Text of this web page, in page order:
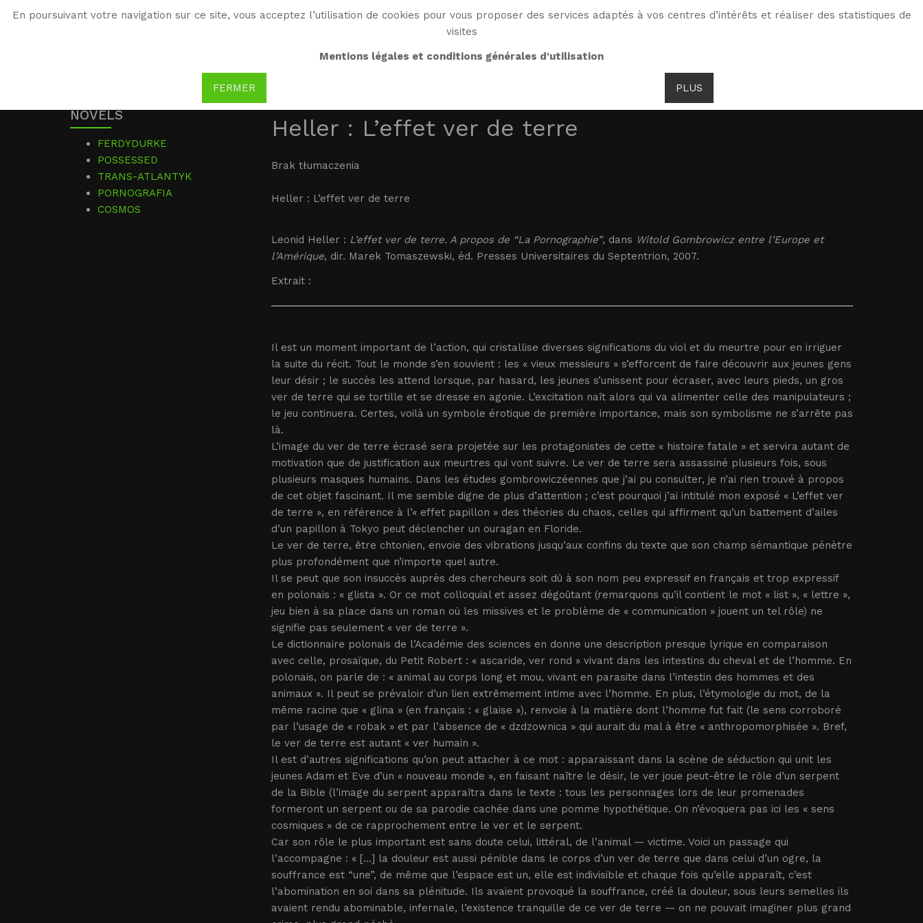
En poursuivant votre navigation sur ce site, vous acceptez l’utilisation de cookies pour vous proposer des services adaptés à vos centres d’intérêts et réaliser des statistiques de
visites
Mentions légales et conditions générales d'utilisation
FERMER PLUS
Heller : L’effet ver de terre
Brak tłumaczenia
Heller : L’effet ver de terre
Leonid Heller : L’effet ver de terre. A propos de “La Pornographie”, dans Witold Gombrowicz entre l’Europe et
l’Amérique, dir. Marek Tomaszewski, éd. Presses Universitaires du Septentrion, 2007.
Extrait :
Il est un moment important de l’action, qui cristallise diverses significations du viol et du meurtre pour en irriguer
la suite du récit. Tout le monde s’en souvient : les « vieux messieurs » s’efforcent de faire découvrir aux jeunes gens
leur désir ; le succès les attend lorsque, par hasard, les jeunes s’unissent pour écraser, avec leurs pieds, un gros
ver de terre qui se tortille et se dresse en agonie. L’excitation naît alors qui va alimenter celle des manipulateurs ;
le jeu continuera. Certes, voilà un symbole érotique de première importance, mais son symbolisme ne s’arrête pas
là.
L’image du ver de terre écrasé sera projetée sur les protagonistes de cette « histoire fatale » et servira autant de
motivation que de justification aux meurtres qui vont suivre. Le ver de terre sera assassiné plusieurs fois, sous
plusieurs masques humains. Dans les études gombrowiczéennes que j’ai pu consulter, je n’ai rien trouvé à propos
de cet objet fascinant. Il me semble digne de plus d’attention ; c’est pourquoi j’ai intitulé mon exposé « L’effet ver
de terre », en référence à l’« effet papillon » des théories du chaos, celles qui affirment qu’un battement d’ailes
d’un papillon à Tokyo peut déclencher un ouragan en Floride.
Le ver de terre, être chtonien, envoie des vibrations jusqu’aux confins du texte que son champ sémantique pénètre
plus profondément que n’importe quel autre.
Il se peut que son insuccès auprès des chercheurs soit dû à son nom peu expressif en français et trop expressif
en polonais : « glista ». Or ce mot colloquial et assez dégoûtant (remarquons qu’il contient le mot « list », « lettre »,
jeu bien à sa place dans un roman où les missives et le problème de « communication » jouent un tel rôle) ne
signifie pas seulement « ver de terre ».
Le dictionnaire polonais de l’Académie des sciences en donne une description presque lyrique en comparaison
avec celle, prosaïque, du Petit Robert : « ascaride, ver rond » vivant dans les intestins du cheval et de l’homme. En
polonais, on parle de : « animal au corps long et mou, vivant en parasite dans l’intestin des hommes et des
animaux ». Il peut se prévaloir d’un lien extrêmement intime avec l’homme. En plus, l’étymologie du mot, de la
même racine que « glina » (en français : « glaise »), renvoie à la matière dont l’homme fut fait (le sens corroboré
par l’usage de « robak » et par l’absence de « dzdzownica » qui aurait du mal à être « anthropomorphisée ». Bref,
le ver de terre est autant « ver humain ».
Il est d’autres significations qu’on peut attacher à ce mot : apparaissant dans la scène de séduction qui unit les
jeunes Adam et Eve d’un « nouveau monde », en faisant naître le désir, le ver joue peut-être le rôle d’un serpent
de la Bible (l’image du serpent apparaîtra dans le texte : tous les personnages lors de leur promenades
formeront un serpent ou de sa parodie cachée dans une pomme hypothétique. On n’évoquera pas ici les « sens
cosmiques » de ce rapprochement entre le ver et le serpent.
Car son rôle le plus important est sans doute celui, littéral, de l’animal — victime. Voici un passage qui
l’accompagne : « [...] la douleur est aussi pénible dans le corps d’un ver de terre que dans celui d’un ogre, la
souffrance est “une”, de même que l’espace est un, elle est indivisible et chaque fois qu’elle apparaît, c’est
l’abomination en soi dans sa plénitude. Ils avaient provoqué la souffrance, créé la douleur, sous leurs semelles ils
avaient rendu abominable, infernale, l’existence tranquille de ce ver de terre — on ne pouvait imaginer plus grand
NOVELS
FERDYDURKE
POSSESSED
TRANS-ATLANTYK
PORNOGRAFIA
COSMOS